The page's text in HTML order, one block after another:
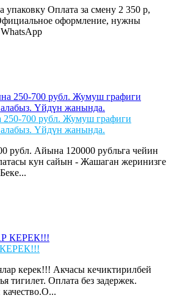
Оплата за смену 2 350 р,
оформление, нужны
250-700 рубл. Жумуш графиги
Үйдүн жанында.
рубл. Айына 120000 рубльга чейин
кун сайын - Жашаган жеринизге
керек!!! Акчасы кечиктирилбей
тигилет. Оплата без задержек.
качество.О...